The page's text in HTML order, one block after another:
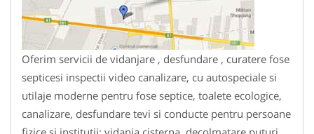
Oferim servicii de vidanjare , desfundare , curatere fose
septicesi inspectii video canalizare, cu autospeciale si
utilaje moderne pentru fose septice, toalete ecologice,
canalizare, desfundare tevi si conducte pentru persoane